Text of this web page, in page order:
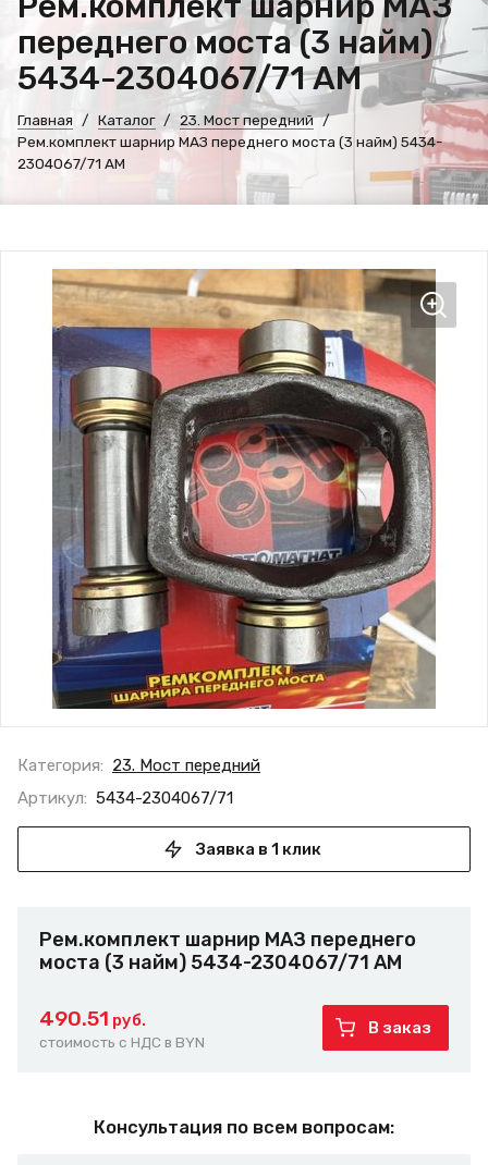
переднего моста (3 найм)
5434-2304067/71 АМ
Главная Каталог
23. Мост передний
Рем.комплект шарнир МАЗ переднего моста (3 найм) 5434-
2304067/71 АМ
Категория: 23. Мост передний
Артикул: 5434-2304067/71
Заявка в 1 клик
Рем.комплект шарнир МАЗ переднего
моста (3 найм) 5434-2304067/71 АМ
490.51 руб.
стоимость с НДС в BYN
В заказ
Консультация по всем вопросам: